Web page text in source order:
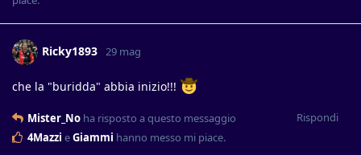
Ricky1893 29 mag
che la "buridda" abbia inizio!!!
Rispondi
Mister_No ha risposto a questo messaggio
4Mazzi eGiammi hanno messo mi piace.